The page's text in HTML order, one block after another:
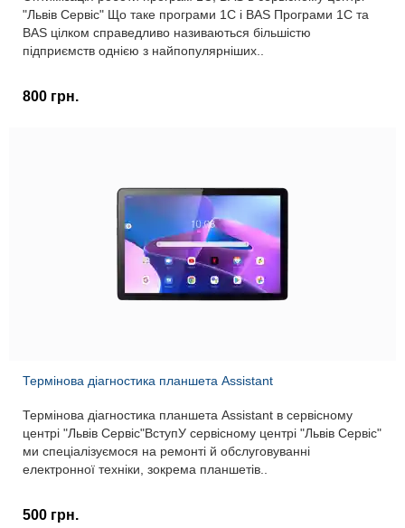
"Львів Сервіс" Що таке програми 1С і BAS Програми 1С та
BAS цілком справедливо називаються більшістю
підприємств однією з найпопулярніших..
800 грн.
Термінова діагностика планшета Assistant
Термінова діагностика планшета Assistant в сервісному
центрі "Львів Сервіс"ВступУ сервісному центрі "Львів Сервіс"
ми спеціалізуємося на ремонті й обслуговуванні
електронної техніки, зокрема планшетів..
500 грн.